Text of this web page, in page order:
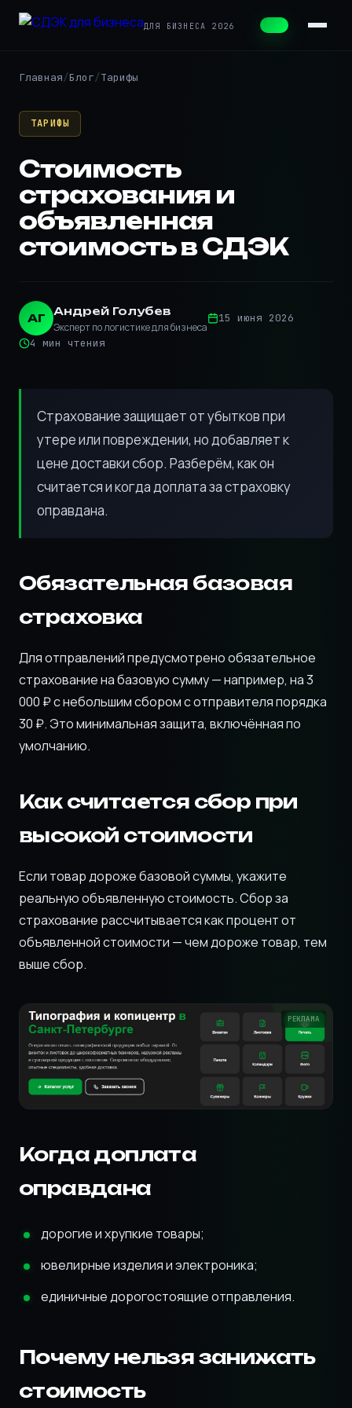
ДЛЯ БИЗНЕСА 2026
Главная Блог Тарифы
ТАРИФЫ
Стоимость
страхования и
объявленная
стоимость в СДЭК
АГ
Андрей Голубев
Эксперт по логистике для бизнеса
15 июня 2026
4 мин чтения
Страхование защищает от убытков при
утере или повреждении, но добавляет к
цене доставки сбор. Разберём, как он
считается и когда доплата за страховку
оправдана.
Обязательная базовая
страховка
Для отправлений предусмотрено обязательное
страхование на базовую сумму — например, на 3
000 ₽ с небольшим сбором с отправителя порядка
30 ₽. Это минимальная защита, включённая по
умолчанию.
Как считается сбор при
высокой стоимости
Если товар дороже базовой суммы, укажите
реальную объявленную стоимость. Сбор за
страхование рассчитывается как процент от
объявленной стоимости — чем дороже товар, тем
выше сбор.
Когда доплата
оправдана
дорогие и хрупкие товары;
ювелирные изделия и электроника;
единичные дорогостоящие отправления.
Почему нельзя занижать
стоимость